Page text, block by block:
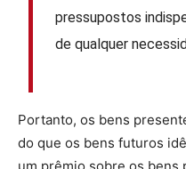
pressupostos
de qualquer
Portanto, os bens
do que os bens futuros
um prêmio sobre os bens